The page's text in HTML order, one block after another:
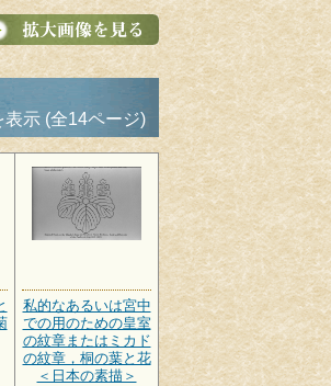
示 (全14ページ)
私的なあるいは宮中
での用のための皇室
の紋章またはミカド
の紋章，桐の葉と花
＜日本の素描＞